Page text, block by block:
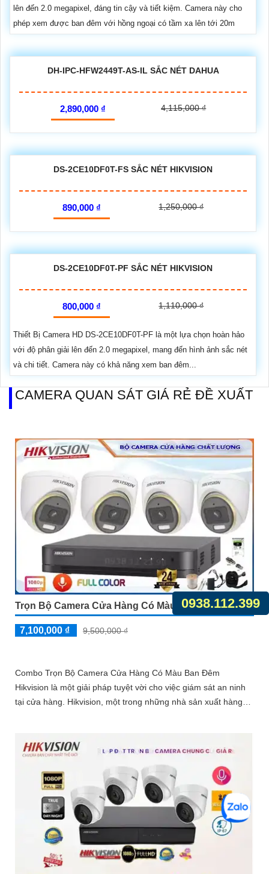
lên đến 2.0 megapixel, đáng tin cậy và tiết kiệm. Camera này cho
phép xem được ban đêm với hồng ngoại có tầm xa lên tới 20m
DH-IPC-HFW2449T-AS-IL SẮC NÉT DAHUA
2,890,000 ₫ 4,115,000 ₫
DS-2CE10DF0T-FS SẮC NÉT HIKVISION
890,000 ₫ 1,250,000 ₫
DS-2CE10DF0T-PF SẮC NÉT HIKVISION
800,000 ₫ 1,110,000 ₫
Thiết Bị Camera HD DS-2CE10DF0T-PF là một lựa chọn hoàn hảo
với độ phân giải lên đến 2.0 megapixel, mang đến hình ảnh sắc nét
và chi tiết. Camera này có khả năng xem ban đêm...
CAMERA QUAN SÁT GIÁ RẺ ĐỀ XUẤT
Trọn Bộ Camera Cửa Hàng Có Màu Ban Đêm
7,100,000 ₫ 9,500,000 ₫
Combo Trọn Bộ Camera Cửa Hàng Có Màu Ban Đêm
Hikvision là một giải pháp tuyệt vời cho việc giám sát an ninh
tại cửa hàng. Hikvision, một trong những nhà sản xuất hàng
0938.112.399